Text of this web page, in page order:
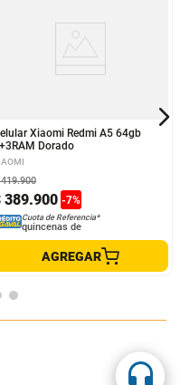
Xiaomi Redmi A5 64gb
Dorado
389.900 -7%
419.900
Cuota de Referencia*
quincenas de
AGREGAR